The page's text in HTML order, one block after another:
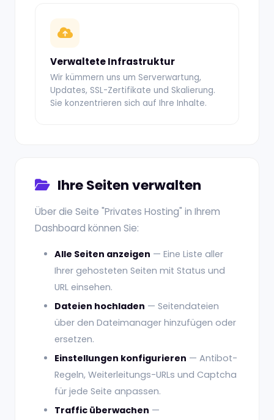
Verwaltete Infrastruktur
Wir kümmern uns um Serverwartung,
Updates, SSL-Zertifikate und Skalierung.
Sie konzentrieren sich auf Ihre Inhalte.
Ihre Seiten verwalten
Über die Seite "Privates Hosting" in Ihrem
Dashboard können Sie:
Alle Seiten anzeigen — Eine Liste aller
Ihrer gehosteten Seiten mit Status und
URL einsehen.
Dateien hochladen — Seitendateien
über den Dateimanager hinzufügen oder
ersetzen.
Einstellungen konfigurieren — Antibot-
Regeln, Weiterleitungs-URLs und Captcha
für jede Seite anpassen.
Traffic überwachen —